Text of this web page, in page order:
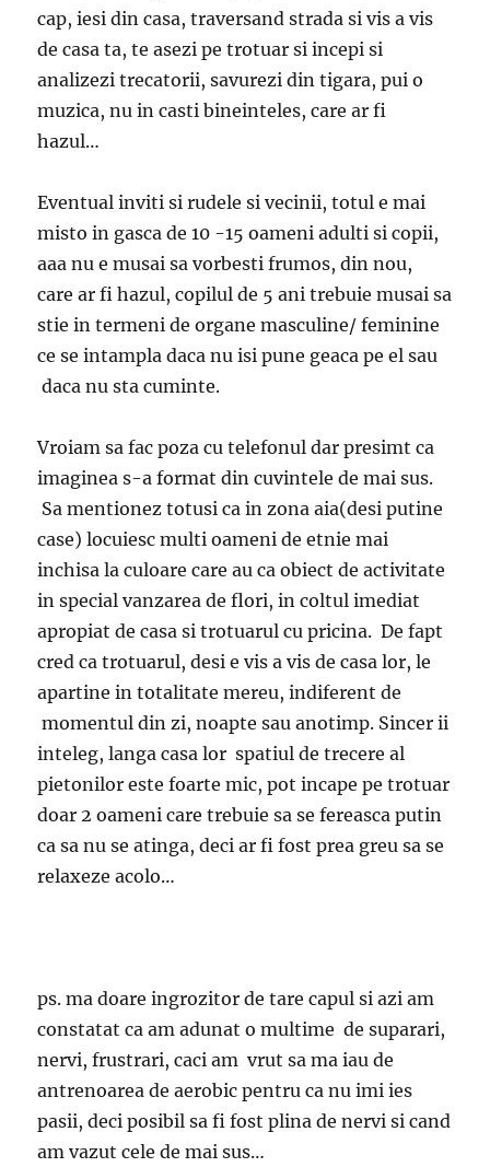
cap, iesi din casa, traversand strada si vis a vis
de casa ta, te asezi pe trotuar si incepi si
analizezi trecatorii, savurezi din tigara, pui o
muzica, nu in casti bineinteles, care ar fi
hazul…
Eventual inviti si rudele si vecinii, totul e mai
misto in gasca de 10 -15 oameni adulti si copii,
aaa nu e musai sa vorbesti frumos, din nou,
care ar fi hazul, copilul de 5 ani trebuie musai sa
stie in termeni de organe masculine/ feminine
ce se intampla daca nu isi pune geaca pe el sau
daca nu sta cuminte.
Vroiam sa fac poza cu telefonul dar presimt ca
imaginea s-a format din cuvintele de mai sus.
Sa mentionez totusi ca in zona aia(desi putine
case) locuiesc multi oameni de etnie mai
inchisa la culoare care au ca obiect de activitate
in special vanzarea de flori, in coltul imediat
apropiat de casa si trotuarul cu pricina. De fapt
cred ca trotuarul, desi e vis a vis de casa lor, le
apartine in totalitate mereu, indiferent de
momentul din zi, noapte sau anotimp. Sincer ii
inteleg, langa casa lor spatiul de trecere al
pietonilor este foarte mic, pot incape pe trotuar
doar 2 oameni care trebuie sa se fereasca putin
ca sa nu se atinga, deci ar fi fost prea greu sa se
relaxeze acolo…
ps. ma doare ingrozitor de tare capul si azi am
constatat ca am adunat o multime de suparari,
nervi, frustrari, caci am vrut sa ma iau de
antrenoarea de aerobic pentru ca nu imi ies
pasii, deci posibil sa fi fost plina de nervi si cand
am vazut cele de mai sus…